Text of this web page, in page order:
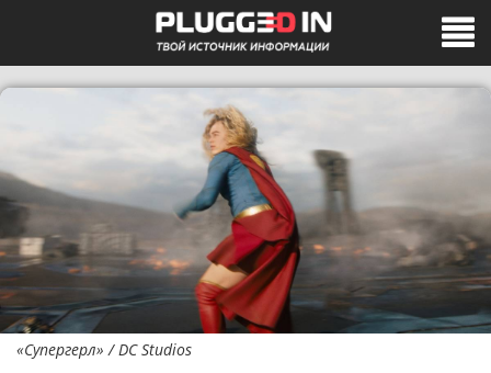
«Супергерл» / DC Studios